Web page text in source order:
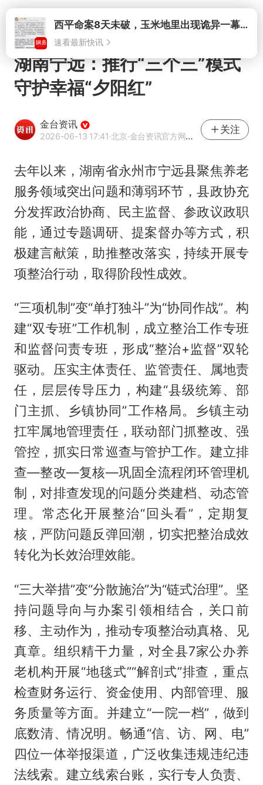
打开
湖南宁远：推行“三个三”模式
守护幸福“夕阳红”
金台资讯
2026-06-13 17:41·北京·金台资讯官方网易号
关注
去年以来，湖南省永州市宁远县聚焦养老
服务领域突出问题和薄弱环节，县政协充
分发挥政治协商、民主监督、参政议政职
能，通过专题调研、提案督办等方式，积
极建言献策，助推整改落实，持续开展专
项整治行动，取得阶段性成效。
“三项机制”变“单打独斗”为“协同作战”。构
建“双专班”工作机制，成立整治工作专班
和监督问责专班，形成“整治+监督”双轮
驱动。压实主体责任、监管责任、属地责
任，层层传导压力，构建“县级统筹、部
门主抓、乡镇协同”工作格局。乡镇主动
扛牢属地管理责任，联动部门抓整改、强
管控，抓实日常巡查与管护工作。建立排
查—整改—复核—巩固全流程闭环管理机
制，对排查发现的问题分类建档、动态管
理。常态化开展整治“回头看”，定期复
核，严防问题反弹回潮，切实把整治成效
转化为长效治理效能。
“三大举措”变“分散施治”为“链式治理”。坚
持问题导向与办案引领相结合，关口前
移、主动作为，推动专项整治动真格、见
真章。组织精干力量，对全县7家公办养
老机构开展“地毯式”“解剖式”排查，重点
检查财务运行、资金使用、内部管理、服
务质量等方面。并建立“一院一档”，做到
底数清、情况明。畅通“信、访、网、电”
四位一体举报渠道，广泛收集违规违纪违
法线索。建立线索台账，实行专人负责、